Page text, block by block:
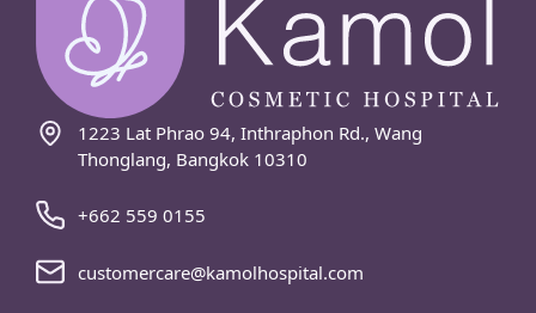
1223 Lat Phrao 94, Inthraphon Rd., Wang
Thonglang, Bangkok 10310
+662 559 0155
customercare@kamolhospital.com